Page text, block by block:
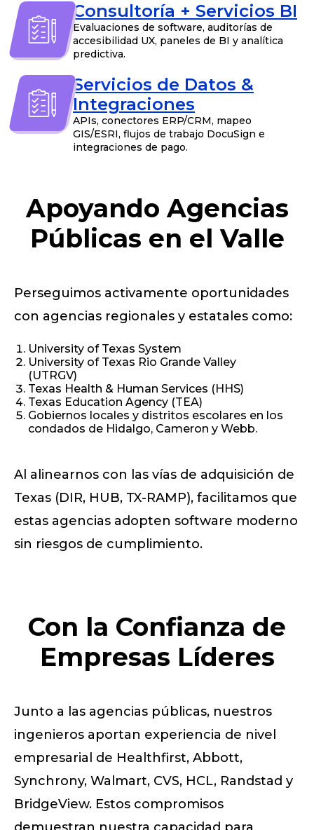
Consultoría + Servicios BI
Evaluaciones de software, auditorías de
accesibilidad UX, paneles de BI y analítica
predictiva.
Servicios de Datos &
Integraciones
APIs, conectores ERP/CRM, mapeo
GIS/ESRI, flujos de trabajo DocuSign e
integraciones de pago.
Apoyando Agencias
Públicas en el Valle
Perseguimos activamente oportunidades
con agencias regionales y estatales como:
University of Texas System
University of Texas Rio Grande Valley
(UTRGV)
Texas Health & Human Services (HHS)
Texas Education Agency (TEA)
Gobiernos locales y distritos escolares en los
condados de Hidalgo, Cameron y Webb.
Al alinearnos con las vías de adquisición de
Texas (DIR, HUB, TX-RAMP), facilitamos que
estas agencias adopten software moderno
sin riesgos de cumplimiento.
Con la Confianza de
Empresas Líderes
Junto a las agencias públicas, nuestros
ingenieros aportan experiencia de nivel
empresarial de Healthfirst, Abbott,
Synchrony, Walmart, CVS, HCL, Randstad y
BridgeView. Estos compromisos